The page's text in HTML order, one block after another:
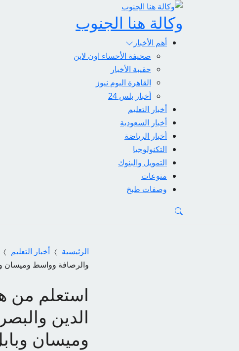
وكالة هنا الجنوب
أهم الأخبار
صحيفة الأحساء اون لاين
حقيبة الأخبار
القاهرة اليوم نيوز
أخبار بلس 24
أخبار التعليم
أخبار السعودية
أخبار الرياضة
التكنولوجيا
التمويل والبنوك
منوعات
وصفات طبخ
الرئيسية أخبار التعليم
والرصافة وواسط وميسان
الدين
وميسان